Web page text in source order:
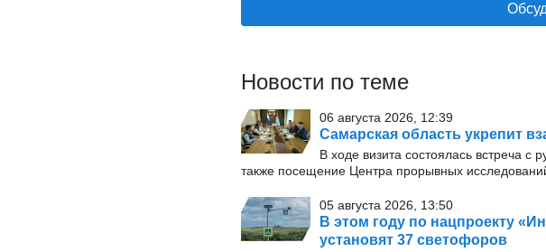
Новости по теме
06 августа 2026, 12:39
Самарская область укрепит
В ходе визита состоялась встреча с
также посещение Центра прорывных
05 августа 2026, 13:50
В этом году по нацпроекту
установят 37 светофоров